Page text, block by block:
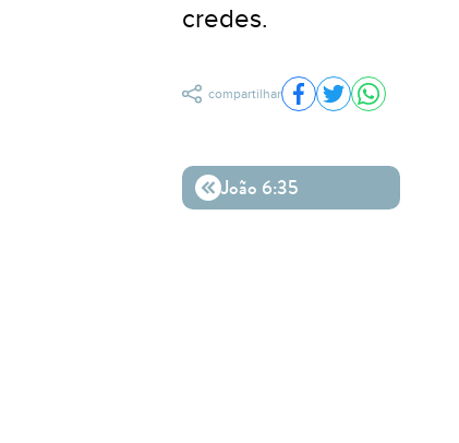
credes.
compartilhar Compartilhar no
Compartilhar no
João 6:35